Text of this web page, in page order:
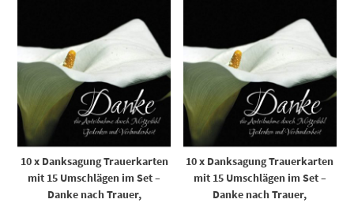
10 x Danksagung Trauerkarten
mit 15 Umschlägen im Set –
Danke nach Trauer,
10 x Danksagung Trauerkarten
mit 15 Umschlägen im Set –
Danke nach Trauer,